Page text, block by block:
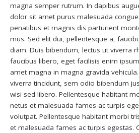
magna semper rutrum. In dapibus
dolor sit amet purus malesuada
penatibus et magnis dis parturient
mus. Sed elit dui, pellentesque a,
diam. Duis bibendum, lectus ut viverra
faucibus libero, eget facilisis enim
amet magna in magna gravida
viverra tincidunt, sem odio bibendum
wisi sed libero. Pellentesque habitant
netus et malesuada fames ac turpis
volutpat. Pellentesque habitant morbi
et malesuada fames ac turpis egestas.